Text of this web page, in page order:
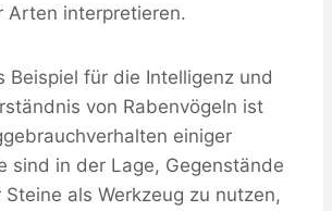
Arten interpretieren.
Beispiel für die Intelligenz und
von Rabenvögeln ist
einiger
sind in der Lage, Gegenstände
als Werkzeug zu nutzen,